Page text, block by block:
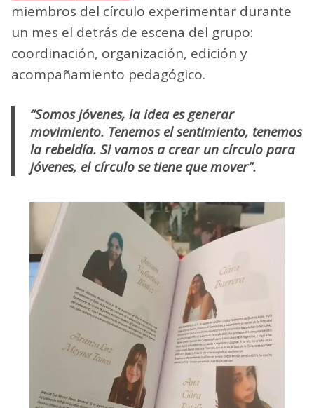
miembros del círculo experimentar durante
un mes el detrás de escena del grupo:
coordinación, organización, edición y
acompañamiento pedagógico.
“Somos jóvenes, la idea es generar
movimiento. Tenemos el sentimiento, tenemos
la rebeldía. Si vamos a crear un círculo para
jóvenes, el círculo se tiene que mover”.